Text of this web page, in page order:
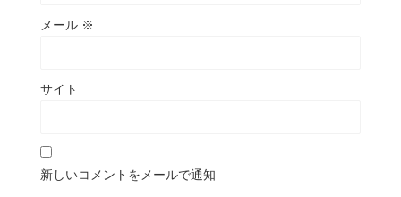
メール ※
サイト
新しいコメントをメールで通知